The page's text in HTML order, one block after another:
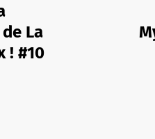
La
! #10